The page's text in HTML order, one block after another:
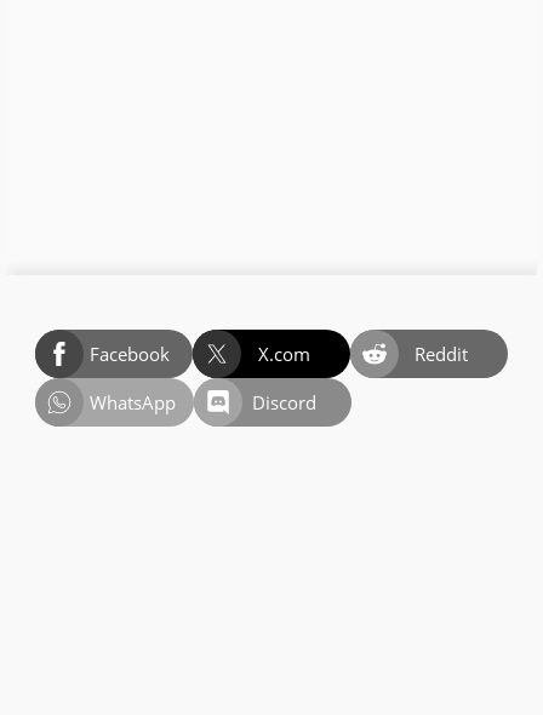
Facebook X.com
Reddit
WhatsApp
Discord